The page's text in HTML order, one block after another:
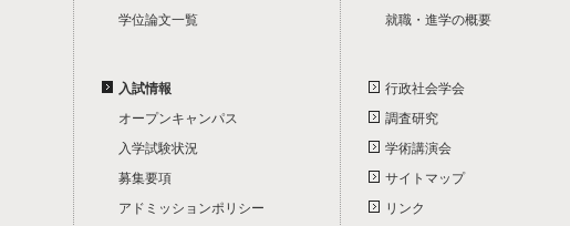
学位論文一覧
入試情報
オープンキャンパス
入学試験状況
募集要項
アドミッションポリシー
就職・進学の概要
行政社会学会
調査研究
学術講演会
サイトマップ
リンク